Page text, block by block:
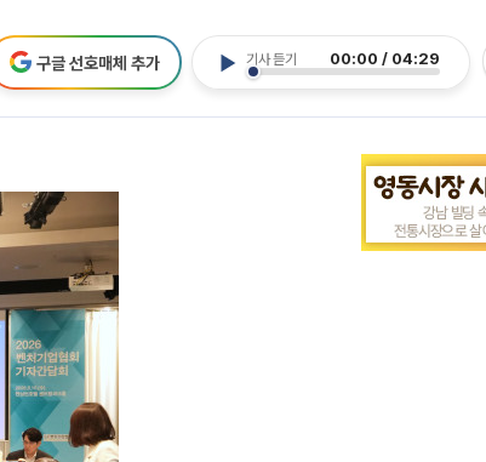
기사 듣기 00:00 / 04:29
구글 선호매체 추가